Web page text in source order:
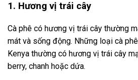
1. Hương vị trái cây
Cà phê có hương vị trái cây thường
mát và sống động. Những loại cà
Kenya thường có hương vị trái cây
berry, chanh hoặc dứa.